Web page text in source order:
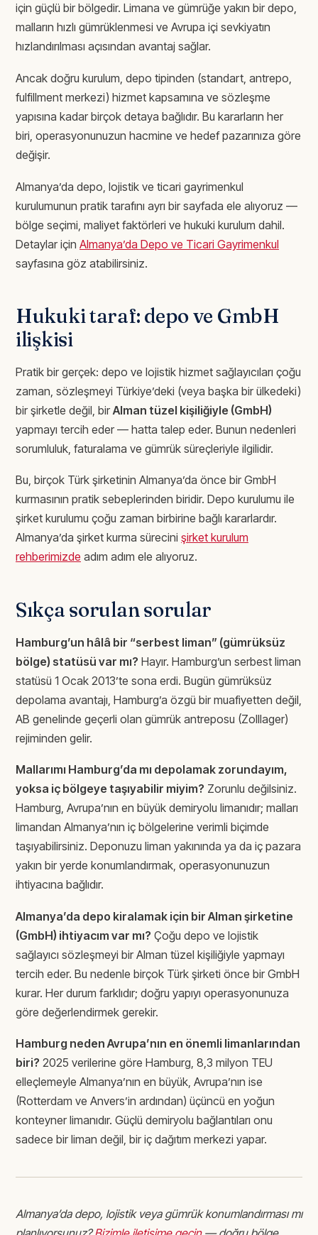
için güçlü bir bölgedir. Limana ve gümrüğe yakın bir depo,
malların hızlı gümrüklenmesi ve Avrupa içi sevkiyatın
hızlandırılması açısından avantaj sağlar.
Ancak doğru kurulum, depo tipinden (standart, antrepo,
fulfillment merkezi) hizmet kapsamına ve sözleşme
yapısına kadar birçok detaya bağlıdır. Bu kararların her
biri, operasyonunuzun hacmine ve hedef pazarınıza göre
değişir.
Almanya’da depo, lojistik ve ticari gayrimenkul
kurulumunun pratik tarafını ayrı bir sayfada ele alıyoruz —
bölge seçimi, maliyet faktörleri ve hukuki kurulum dahil.
Detaylar için Almanya’da Depo ve Ticari Gayrimenkul
sayfasına göz atabilirsiniz.
Hukuki taraf: depo ve GmbH
ilişkisi
Pratik bir gerçek: depo ve lojistik hizmet sağlayıcıları çoğu
zaman, sözleşmeyi Türkiye’deki (veya başka bir ülkedeki)
bir şirketle değil, bir Alman tüzel kişiliğiyle (GmbH)
yapmayı tercih eder — hatta talep eder. Bunun nedenleri
sorumluluk, faturalama ve gümrük süreçleriyle ilgilidir.
Bu, birçok Türk şirketinin Almanya’da önce bir GmbH
kurmasının pratik sebeplerinden biridir. Depo kurulumu ile
şirket kurulumu çoğu zaman birbirine bağlı kararlardır.
Almanya’da şirket kurma sürecini şirket kurulum
rehberimizde adım adım ele alıyoruz.
Sıkça sorulan sorular
Hamburg’un hâlâ bir “serbest liman” (gümrüksüz
bölge) statüsü var mı? Hayır. Hamburg’un serbest liman
statüsü 1 Ocak 2013’te sona erdi. Bugün gümrüksüz
depolama avantajı, Hamburg’a özgü bir muafiyetten değil,
AB genelinde geçerli olan gümrük antreposu (Zolllager)
rejiminden gelir.
Mallarımı Hamburg’da mı depolamak zorundayım,
yoksa iç bölgeye taşıyabilir miyim? Zorunlu değilsiniz.
Hamburg, Avrupa’nın en büyük demiryolu limanıdır; malları
limandan Almanya’nın iç bölgelerine verimli biçimde
taşıyabilirsiniz. Deponuzu liman yakınında ya da iç pazara
yakın bir yerde konumlandırmak, operasyonunuzun
ihtiyacına bağlıdır.
Almanya’da depo kiralamak için bir Alman şirketine
(GmbH) ihtiyacım var mı? Çoğu depo ve lojistik
sağlayıcı sözleşmeyi bir Alman tüzel kişiliğiyle yapmayı
tercih eder. Bu nedenle birçok Türk şirketi önce bir GmbH
kurar. Her durum farklıdır; doğru yapıyı operasyonunuza
göre değerlendirmek gerekir.
Hamburg neden Avrupa’nın en önemli limanlarından
biri? 2025 verilerine göre Hamburg, 8,3 milyon TEU
elleçlemeyle Almanya’nın en büyük, Avrupa’nın ise
(Rotterdam ve Anvers’in ardından) üçüncü en yoğun
konteyner limanıdır. Güçlü demiryolu bağlantıları onu
sadece bir liman değil, bir iç dağıtım merkezi yapar.
Almanya’da depo, lojistik veya gümrük konumlandırması mı